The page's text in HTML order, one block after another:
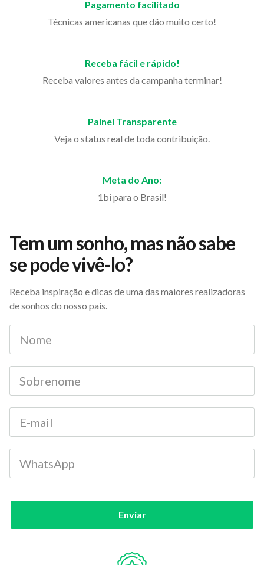
Pagamento facilitado
Técnicas americanas que dão muito certo!
Receba fácil e rápido!
Receba valores antes da campanha terminar!
Painel Transparente
Veja o status real de toda contribuição.
Meta do Ano:
1bi para o Brasil!
Tem um sonho, mas não sabe
se pode vivê-lo?
Receba inspiração e dicas de uma das maiores realizadoras
de sonhos do nosso país.
Enviar